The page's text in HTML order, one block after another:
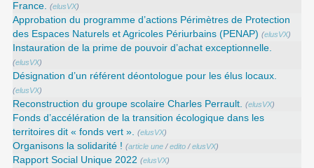
France. (elusVX)
Approbation du programme d’actions Périmètres de Protection
des Espaces Naturels et Agricoles Périurbains (PENAP) (elusVX)
Instauration de la prime de pouvoir d’achat exceptionnelle.
(elusVX)
Désignation d’un référent déontologue pour les élus locaux.
(elusVX)
Reconstruction du groupe scolaire Charles Perrault. (elusVX)
Fonds d’accélération de la transition écologique dans les
territoires dit « fonds vert ». (elusVX)
Organisons la solidarité ! (article une /edito /elusVX)
Rapport Social Unique 2022 (elusVX)